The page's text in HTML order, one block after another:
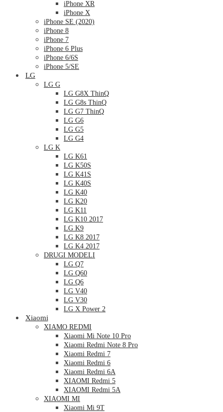
iPhone XR
iPhone X
iPhone SE (2020)
iPhone 8
iPhone 7
iPhone 6 Plus
iPhone 6/6S
iPhone 5/SE
LG
LG G
LG G8X ThinQ
LG G8s ThinQ
LG G7 ThinQ
LG G6
LG G5
LG G4
LG K
LG K61
LG K50S
LG K41S
LG K40S
LG K40
LG K20
LG K11
LG K10 2017
LG K9
LG K8 2017
LG K4 2017
DRUGI MODELI
LG Q7
LG Q60
LG Q6
LG V40
LG V30
LG X Power 2
Xiaomi
XIAMO REDMI
Xiaomi Mi Note 10 Pro
Xiaomi Redmi Note 8 Pro
Xiaomi Redmi 7
Xiaomi Redmi 6
Xiaomi Redmi 6A
XIAOMI Redmi 5
XIAOMI Redmi 5A
XIAOMI MI
Xiaomi Mi 9T